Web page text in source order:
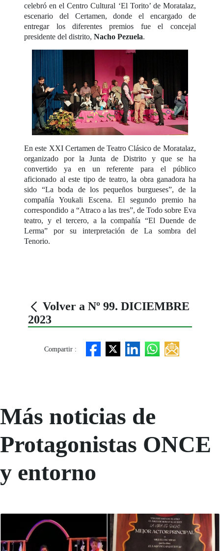
celebró en el Centro Cultural ‘El Torito’ de Moratalaz,
escenario del Certamen, donde el encargado de
entregar los diferentes premios fue el concejal
presidente del distrito,Nacho Pezuela.
En este XXI Certamen de Teatro Clásico de Moratalaz,
organizado por la Junta de Distrito y que se ha
convertido ya en un referente para el público
aficionado al este tipo de teatro, la obra ganadora ha
sido “La boda de los pequeños burgueses”, de la
compañía Youkali Escena. El segundo premio ha
correspondido a “Atraco a las tres”, de Todo sobre Eva
teatro, y el tercero, a la compañía “El Duende de
Lerma” por su interpretación de La sombra del
Tenorio.
Volver a Nº 99. DICIEMBRE
2023
Compartir :
Más noticias de
Protagonistas ONCE
y entorno